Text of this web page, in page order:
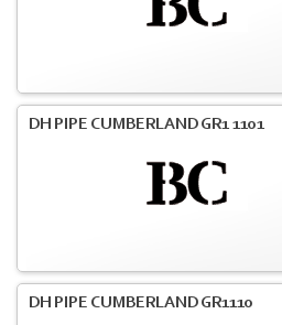
DH PIPE CUMBERLAND GR1 1101
DH PIPE CUMBERLAND GR1110